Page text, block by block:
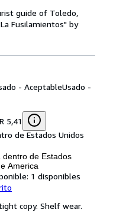
guide of Toledo,
Fusilamientos" by
- AceptableUsado -
5,41
de Estados Unidos
dentro de Estados
America
1 disponibles
copy. Shelf wear.